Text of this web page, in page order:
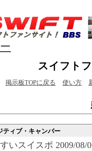
スイフト
掲示板TOPに戻る 使い方
ティブ・キャンバー
いスイスポ 2009/08/